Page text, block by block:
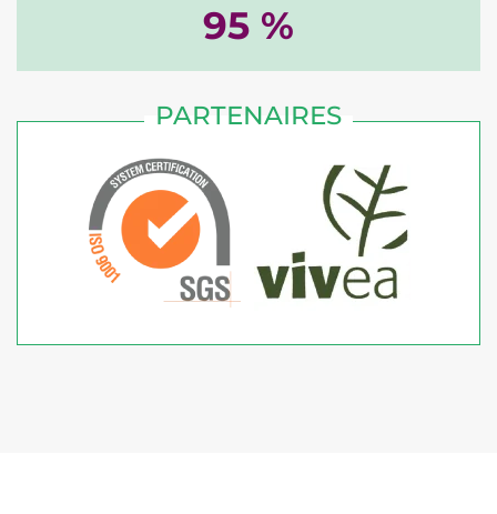
95 %
PARTENAIRES